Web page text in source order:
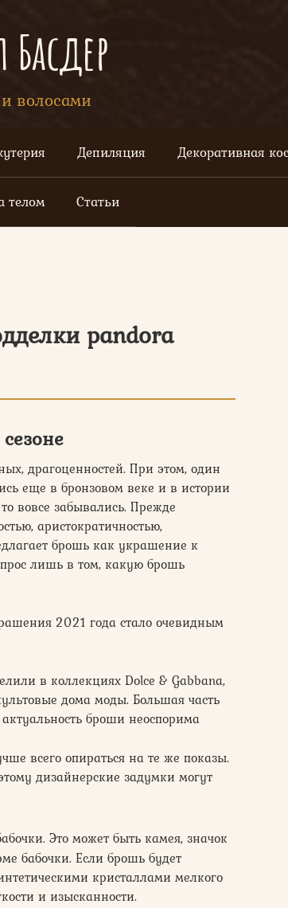
волосами
Депиляция Декоративная
телом Статьи
pandora
драгоценностей. При этом, один
еще в бронзовом веке и в истории
вовсе забывались. Прежде
аристократичностью,
брошь как украшение к
лишь в том, какую брошь
2021 года стало очевидным
в коллекциях Dolce & Gabbana,
дома моды. Большая часть
броши неоспорима
всего опираться на те же показы.
дизайнерские задумки могут
Это может быть камея, значок
бабочки. Если брошь будет
кристаллами мелкого
и изысканности.